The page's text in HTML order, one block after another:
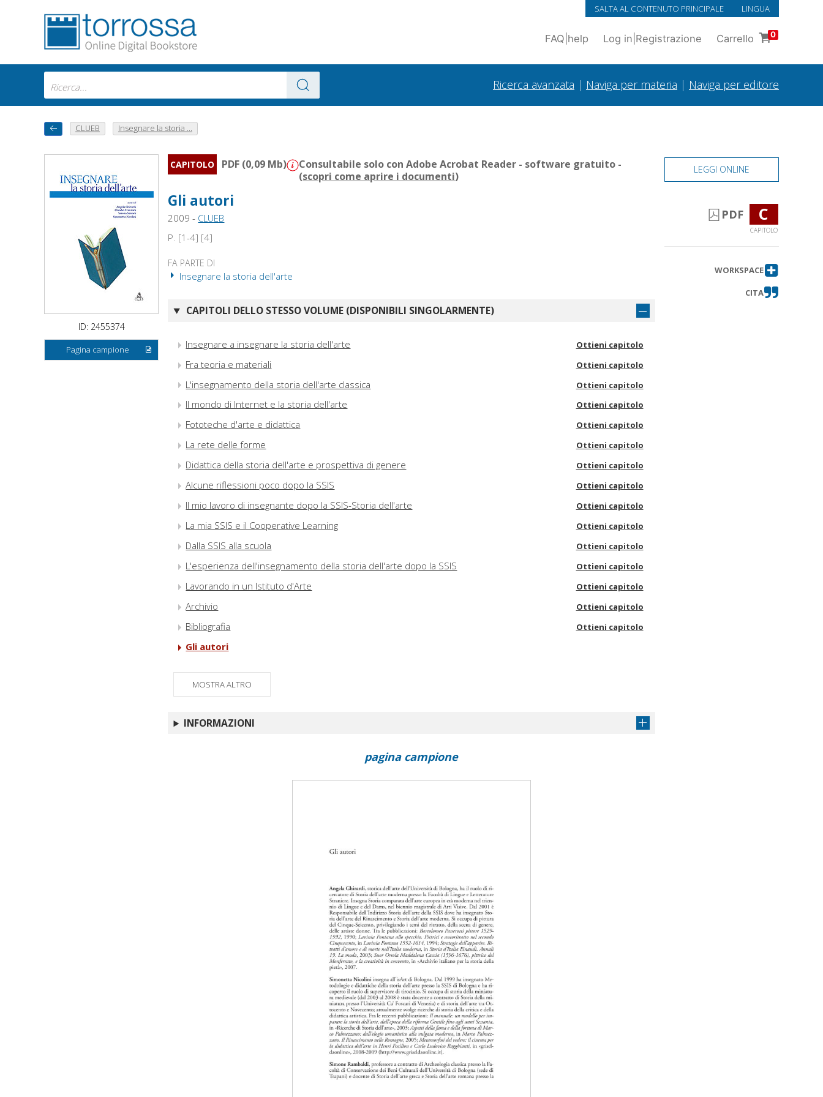
SALTA AL CONTENUTO PRINCIPALE LINGUA
FAQ help Log in Registrazione Carrello 0
Ricerca avanzata | Naviga per materia | Naviga per editore
CLUEB Insegnare la storia ...
ID: 2455374
Pagina campione
CAPITOLO PDF (0,09 Mb)
Consultabile solo con Adobe Acrobat Reader - software gratuito -
(scopri come aprire i documenti)
Gli autori
2009 - CLUEB
P. [1-4] [4]
FA PARTE DI
Insegnare la storia dell'arte
CAPITOLI DELLO STESSO VOLUME (DISPONIBILI SINGOLARMENTE)
Insegnare a insegnare la storia dell'arte Ottieni capitolo
Fra teoria e materiali Ottieni capitolo
L'insegnamento della storia dell'arte classica Ottieni capitolo
Il mondo di Internet e la storia dell'arte Ottieni capitolo
Fototeche d'arte e didattica Ottieni capitolo
La rete delle forme Ottieni capitolo
Didattica della storia dell'arte e prospettiva di genere Ottieni capitolo
Alcune riflessioni poco dopo la SSIS Ottieni capitolo
Il mio lavoro di insegnante dopo la SSIS-Storia dell'arte Ottieni capitolo
La mia SSIS e il Cooperative Learning Ottieni capitolo
Dalla SSIS alla scuola Ottieni capitolo
L'esperienza dell'insegnamento della storia dell'arte dopo la SSIS Ottieni capitolo
Lavorando in un Istituto d'Arte Ottieni capitolo
Archivio Ottieni capitolo
Bibliografia Ottieni capitolo
Gli autori
MOSTRA ALTRO
INFORMAZIONI
LEGGI ONLINE
PDF C
CAPITOLO
WORKSPACE
CITA
pagina campione